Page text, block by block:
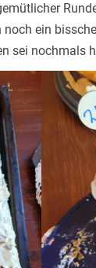
ein
sei nochmals